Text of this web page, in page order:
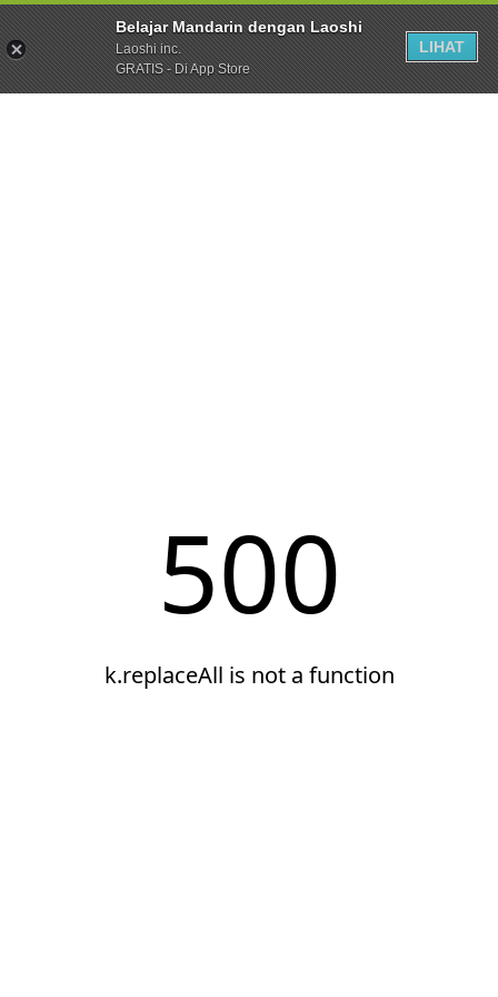
Belajar Mandarin dengan Laoshi
Laoshi inc.
GRATIS - Di App Store
LIHAT
500
k.replaceAll is not a function